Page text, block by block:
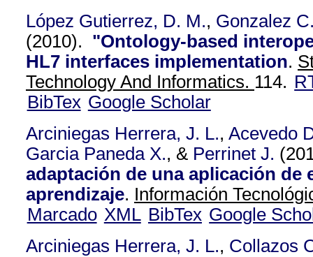
López Gutierrez, D. M., Gonzalez
(2010). "Ontology-based
HL7 interfaces implementation.
Technology And Informatics. 114.
BibTex Google Scholar
Arciniegas Herrera, J. L., Acevedo
Garcia Paneda X., & Perrinet J.
adaptación de una aplicación de
aprendizaje. Información
Marcado XML BibTex Google
Arciniegas Herrera, J. L., Collazos